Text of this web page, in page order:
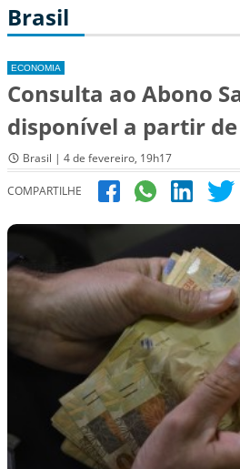
Brasil
ECONOMIA
Consulta ao Abono
disponível a partir
Brasil | 4 de fevereiro, 19h17
COMPARTILHE